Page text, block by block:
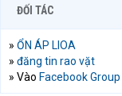
ĐỐI TÁC
» ỔN ÁP LIOA
» đăng tin rao vặt
» Vào Facebook Group